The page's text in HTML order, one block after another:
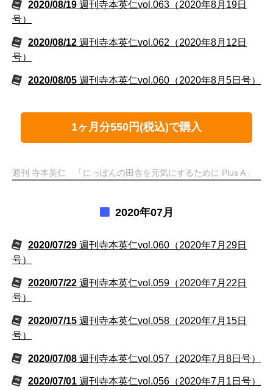
2020/08/19 週刊寺本英仁vol.063（2020年8月19日
号）
2020/08/12 週刊寺本英仁vol.062（2020年8月12日
号）
2020/08/05 週刊寺本英仁vol.060（2020年8月5日号）
1ヶ月分550円(税込)で購入
週刊 寺本英仁 「にっぽんの田舎を元気にするために Plus A」
2020年07月
2020/07/29 週刊寺本英仁vol.060（2020年7月29日
号）
2020/07/22 週刊寺本英仁vol.059（2020年7月22日
号）
2020/07/15 週刊寺本英仁vol.058（2020年7月15日
号）
2020/07/08 週刊寺本英仁vol.057（2020年7月8日号）
2020/07/01 週刊寺本英仁vol.056（2020年7月1日号）